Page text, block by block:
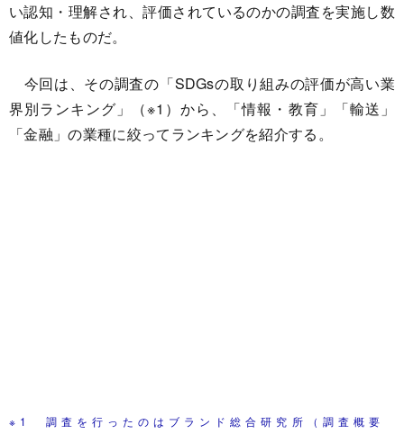
い認知・理解され、評価されているのかの調査を実施し数
値化したものだ。
今回は、その調査の「SDGsの取り組みの評価が高い業
界別ランキング」（※1）から、「情報・教育」「輸送」
「金融」の業種に絞ってランキングを紹介する。
※1 調査を行ったのはブランド総合研究所（調査概要